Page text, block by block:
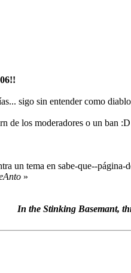
sigo sin entender como
de los moderadores o un ban :D
un tema en sabe-que--página-
»
In the Stinking Basemant,